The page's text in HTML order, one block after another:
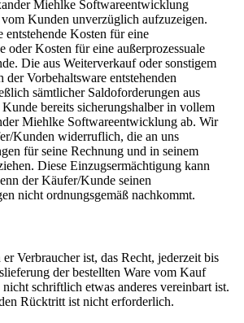
Miehlke Softwareentwicklung
vom Kunden unverzüglich aufzuzeigen.
Kosten für eine
oder Kosten für eine außerprozessuale
Die aus Weiterverkauf oder sonstigem
der Vorbehaltsware entstehenden
sämtlicher Saldoforderungen aus
bereits sicherungshalber in vollem
Miehlke Softwareentwicklung ab. Wir
Kunden widerruflich, die an uns
für seine Rechnung und in seinem
Diese Einzugsermächtigung kann
der Käufer/Kunde seinen
nicht ordnungsgemäß nachkommt.
Verbraucher ist, das Recht, jederzeit bis
der bestellten Ware vom Kauf
schriftlich etwas anderes vereinbart ist.
Rücktritt ist nicht erforderlich.